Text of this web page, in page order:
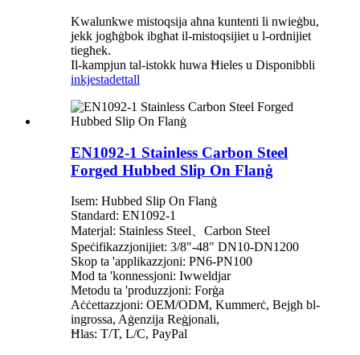
Kwalunkwe mistoqsija aħna kuntenti li nwieġbu,
jekk jogħġbok ibgħat il-mistoqsijiet u l-ordnijiet
tiegħek.
Il-kampjun tal-istokk huwa Ħieles u Disponibbli
inkjestadettall
EN1092-1 Stainless Carbon Steel
Forged Hubbed Slip On Flanġ
Isem: Hubbed Slip On Flanġ
Standard: EN1092-1
Materjal: Stainless Steel、Carbon Steel
Speċifikazzjonijiet: 3/8"-48" DN10-DN1200
Skop ta 'applikazzjoni: PN6-PN100
Mod ta 'konnessjoni: Iwweldjar
Metodu ta 'produzzjoni: Forġa
Aċċettazzjoni: OEM/ODM, Kummerċ, Bejgħ bl-
ingrossa, Aġenzija Reġjonali,
Ħlas: T/T, L/C, PayPal